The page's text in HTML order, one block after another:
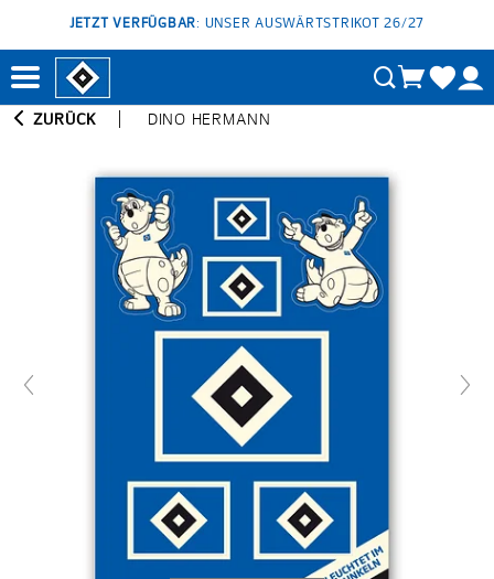
JETZT VERFÜGBAR: UNSER AUSWÄRTSTRIKOT 26/27
ZURÜCK DINO HERMANN